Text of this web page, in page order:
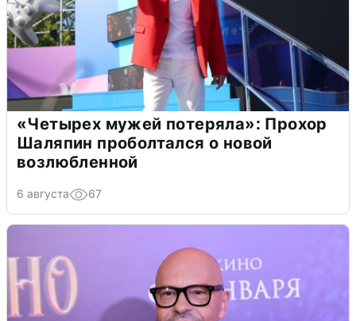
«Четырех мужей потеряла»: Прохор
Шаляпин проболтался о новой
возлюбленной
6 августа 67